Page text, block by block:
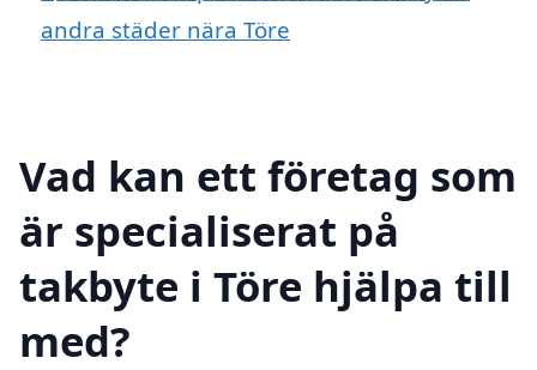
andra städer nära Töre
Vad kan ett företag som
är specialiserat på
takbyte i Töre hjälpa till
med?